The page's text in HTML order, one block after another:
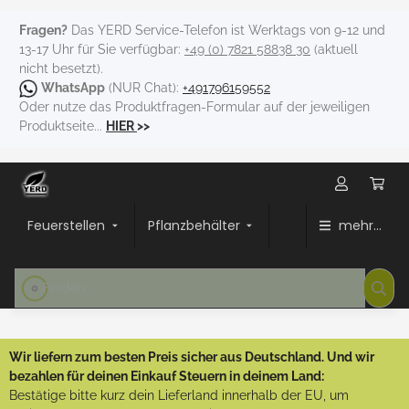
Fragen? Das YERD Service-Telefon ist Werktags von 9-12 und
13-17 Uhr für Sie verfügbar: +49 (0) 7821 58838 30 (aktuell
nicht besetzt).
WhatsApp (NUR Chat): +491796159552
Oder nutze das Produktfragen-Formular auf der jeweiligen
Produktseite... HIER>>
Feuerstellen Pflanzbehälter mehr...
Wir liefern zum besten Preis sicher aus Deutschland. Und wir
bezahlen für deinen Einkauf Steuern in deinem Land:
Bestätige bitte kurz dein Lieferland innerhalb der EU, um